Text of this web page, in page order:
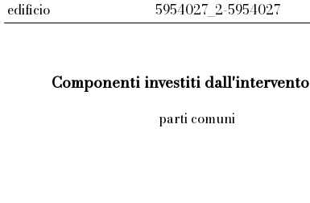
edificio
5954027_2-5954027
Componenti investiti dall'intervento
parti comuni